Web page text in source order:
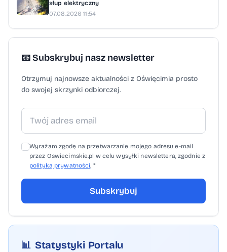
Powiatu Oświęcimskiego Marek Tarnowski –
Mirosław Ganobis – kolekcjoner i badacz
historii Oświęcimia Dorota Wiewióra –
Żydowskiej w Bielsku-Białej Dominika
Cieślikowska – psycholożka
międzykulturowa, trenerka
antydyskryminacyjna Prof. Michał Bilewicz –
Centrum Badań nad Uprzedzeniami UW
Międzynarodowy Dom Spotkań Młodzieży w
Oświęcimiu Muzeum POLIN w Warszawie
Państwowe Muzeum Auschwitz-Birkenau
Stowarzyszenie Akcja Znaku Pokuty
Pracownia Susuł & Strama Architekci w
Oświęcimiu Kancelaria Greenberg Traurig
(Warszawa) Organizacja What Matters z
słup elektryczny
07.08.2026 11:54
📧 Subskrybuj nasz newsletter
Otrzymuj najnowsze aktualności z Oświęcimia prosto
do swojej skrzynki odbiorczej.
Wyrażam zgodę na przetwarzanie mojego adresu e-mail
przez Oswiecimskie.pl w celu wysyłki newslettera, zgodnie z
polityką prywatności. *
Subskrybuj
📊 Statystyki Portalu